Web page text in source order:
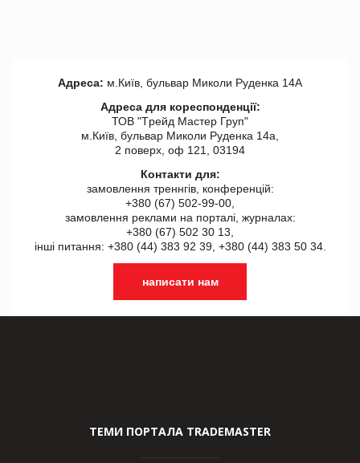
Адреса: м.Київ, бульвар Миколи Руденка 14А
Адреса для кореспонденції:
ТОВ "Tрейд Мастер Груп"
м.Київ, бульвар Миколи Руденка 14а,
2 поверх, оф 121, 03194
Контакти для:
замовлення треннгів, конференцій:
+380 (67) 502-99-00,
замовлення реклами на порталі, журналах:
+380 (67) 502 30 13,
інші питання: +380 (44) 383 92 39, +380 (44) 383 50 34.
написати нам
ТЕМИ ПОРТАЛА TRADEMASTER